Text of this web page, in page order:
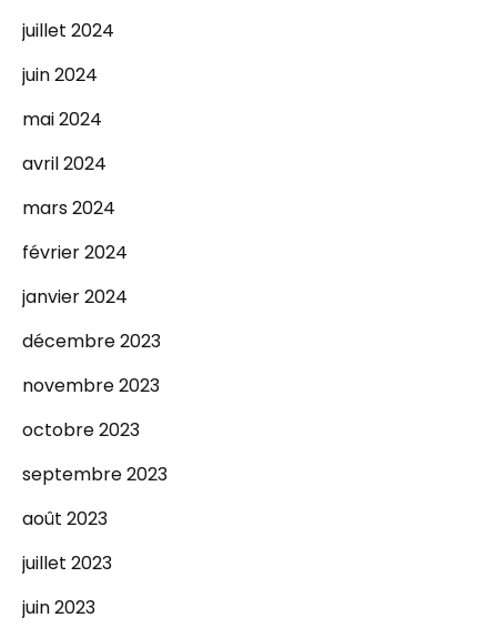
juillet 2024
juin 2024
mai 2024
avril 2024
mars 2024
février 2024
janvier 2024
décembre 2023
novembre 2023
octobre 2023
septembre 2023
août 2023
juillet 2023
juin 2023